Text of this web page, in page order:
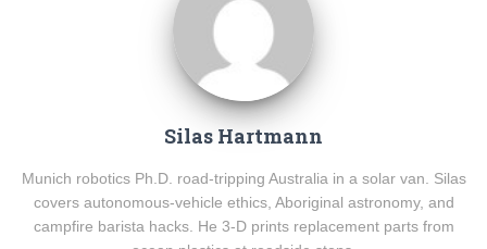
Silas Hartmann
Munich robotics Ph.D. road-tripping Australia in a solar van. Silas
covers autonomous-vehicle ethics, Aboriginal astronomy, and
campfire barista hacks. He 3-D prints replacement parts from